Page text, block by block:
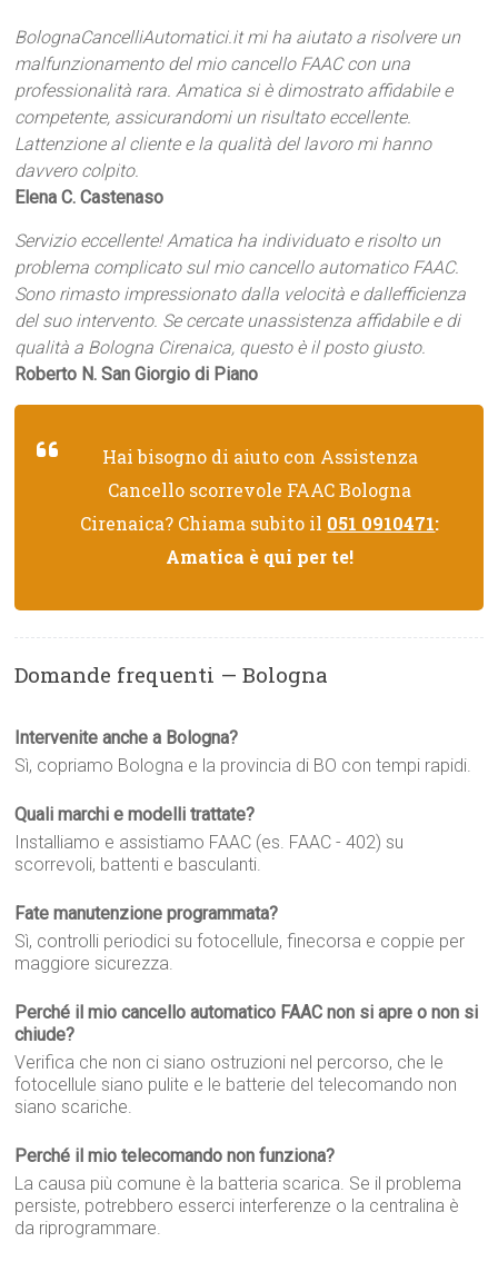
BolognaCancelliAutomatici.it mi ha aiutato a risolvere un
malfunzionamento del mio cancello FAAC con una
professionalità rara. Amatica si è dimostrato affidabile e
competente, assicurandomi un risultato eccellente.
Lattenzione al cliente e la qualità del lavoro mi hanno
davvero colpito.
Elena C. Castenaso
Servizio eccellente! Amatica ha individuato e risolto un
problema complicato sul mio cancello automatico FAAC.
Sono rimasto impressionato dalla velocità e dallefficienza
del suo intervento. Se cercate unassistenza affidabile e di
qualità a Bologna Cirenaica, questo è il posto giusto.
Roberto N. San Giorgio di Piano
Hai bisogno di aiuto con Assistenza
Cancello scorrevole FAAC Bologna
Cirenaica? Chiama subito il 051 0910471:
Amatica è qui per te!
Domande frequenti — Bologna
Intervenite anche a Bologna?
Sì, copriamo Bologna e la provincia di BO con tempi rapidi.
Quali marchi e modelli trattate?
Installiamo e assistiamo FAAC (es. FAAC - 402) su
scorrevoli, battenti e basculanti.
Fate manutenzione programmata?
Sì, controlli periodici su fotocellule, finecorsa e coppie per
maggiore sicurezza.
Perché il mio cancello automatico FAAC non si apre o non si
chiude?
Verifica che non ci siano ostruzioni nel percorso, che le
fotocellule siano pulite e le batterie del telecomando non
siano scariche.
Perché il mio telecomando non funziona?
La causa più comune è la batteria scarica. Se il problema
persiste, potrebbero esserci interferenze o la centralina è
da riprogrammare.